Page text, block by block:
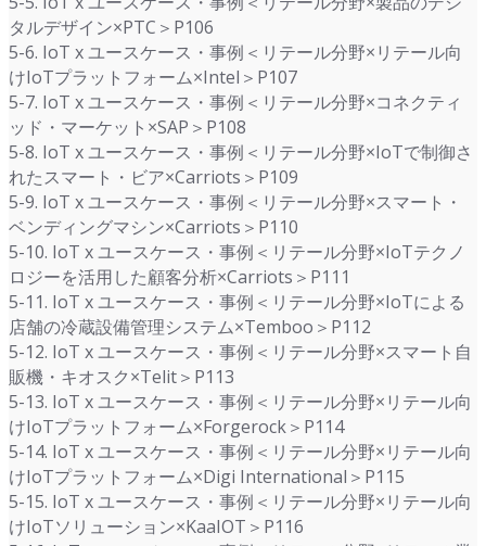
タルデザイン×PTC＞P106
5-6. IoT x ユースケース・事例＜リテール分野×リテール向
けIoTプラットフォーム×Intel＞P107
5-7. IoT x ユースケース・事例＜リテール分野×コネクティ
ッド・マーケット×SAP＞P108
5-8. IoT x ユースケース・事例＜リテール分野×IoTで制御さ
れたスマート・ビア×Carriots＞P109
5-9. IoT x ユースケース・事例＜リテール分野×スマート・
ベンディングマシン×Carriots＞P110
5-10. IoT x ユースケース・事例＜リテール分野×IoTテクノ
ロジーを活用した顧客分析×Carriots＞P111
5-11. IoT x ユースケース・事例＜リテール分野×IoTによる
店舗の冷蔵設備管理システム×Temboo＞P112
5-12. IoT x ユースケース・事例＜リテール分野×スマート自
販機・キオスク×Telit＞P113
5-13. IoT x ユースケース・事例＜リテール分野×リテール向
けIoTプラットフォーム×Forgerock＞P114
5-14. IoT x ユースケース・事例＜リテール分野×リテール向
けIoTプラットフォーム×Digi International＞P115
5-15. IoT x ユースケース・事例＜リテール分野×リテール向
けIoTソリューション×KaaIOT＞P116